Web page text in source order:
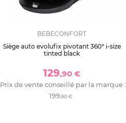
BEBECONFORT
Siège auto evolufix pivotant 360° i-size
tinted black
129,90 €
Prix de vente conseillé par la marque :
199,90 €